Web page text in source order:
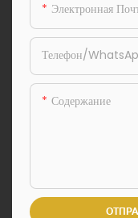
Электронная
Телефон/
Содержание